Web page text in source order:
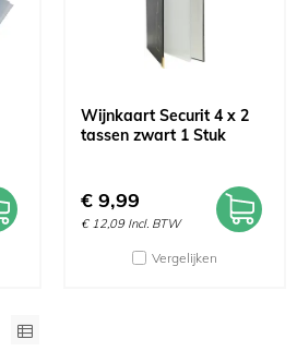
Wijnkaart Securit 4 x 2
tassen zwart 1 Stuk
€ 9,99
€ 12,09 Incl. BTW
Vergelijken